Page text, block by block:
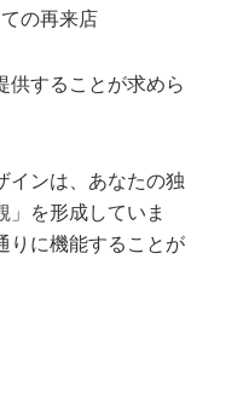
の再来店
供することが求めら
インは、あなたの独
」を形成していま
りに機能することが